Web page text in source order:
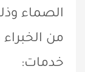
الصماء
من
خدمات: